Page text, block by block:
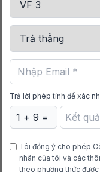
07/05/2026
THƯ MỜI
GIÁ - GIÁ TRỊ
Trả lời phép tính để xác
Tôi đồng ý cho phép
nhân của tôi và các
theo phương thức